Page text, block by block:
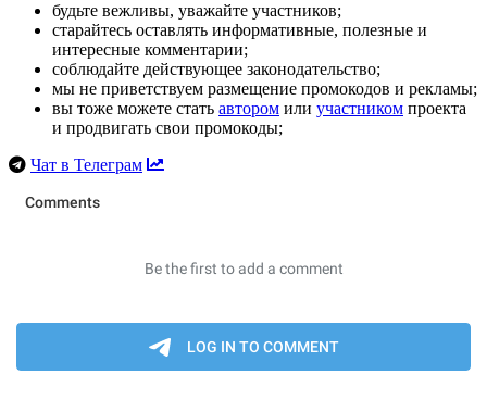
будьте вежливы, уважайте участников;
старайтесь оставлять информативные, полезные и
интересные комментарии;
соблюдайте действующее законодательство;
мы не приветствуем размещение промокодов и рекламы;
вы тоже можете стать автором или участником проекта
и продвигать свои промокоды;
Чат в Телеграм